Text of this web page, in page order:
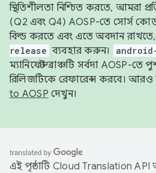
স্থিতিশীলতা নিশ্চিত করতে, আমরা
(Q2 এবং Q4) AOSP-তে সোর্স
বিল্ড করতে এবং এতে অবদান রাখতে,
release ব্যবহার করুন।
ম্যানিফেস্ট ব্রাঞ্চটি সর্বদা AOSP-তে
রিলিজটিকে রেফারেন্স করবে।
to AOSP দেখুন।
এই পৃষ্ঠাটি Cloud Translation API